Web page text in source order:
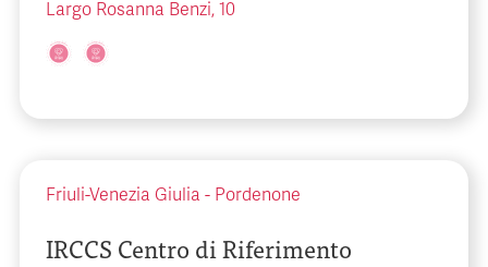
Largo Rosanna Benzi, 10
Friuli-Venezia Giulia - Pordenone
IRCCS Centro di Riferimento